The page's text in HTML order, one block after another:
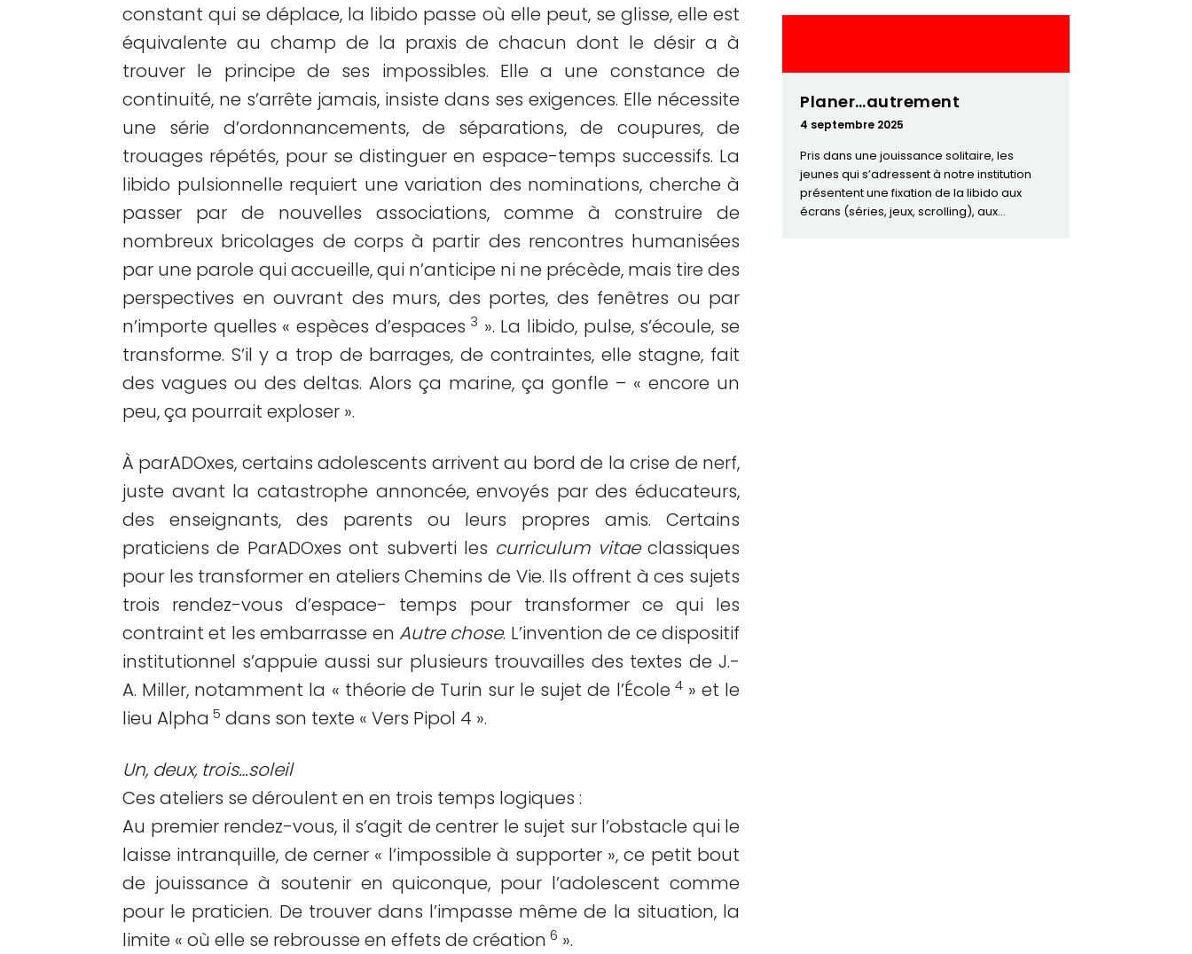
constant qui se déplace, la libido passe où elle peut, se glisse, elle est
équivalente au champ de la praxis de chacun dont le désir a à
trouver le principe de ses impossibles. Elle a une constance de
continuité, ne s’arrête jamais, insiste dans ses exigences. Elle nécessite
une série d’ordonnancements, de séparations, de coupures, de
trouages répétés, pour se distinguer en espace-temps successifs. La
libido pulsionnelle requiert une variation des nominations, cherche à
passer par de nouvelles associations, comme à construire de
nombreux bricolages de corps à partir des rencontres humanisées
par une parole qui accueille, qui n’anticipe ni ne précède, mais tire des
perspectives en ouvrant des murs, des portes, des fenêtres ou par
n’importe quelles « espèces d’espaces 3 ». La libido, pulse, s’écoule, se
transforme. S’il y a trop de barrages, de contraintes, elle stagne, fait
des vagues ou des deltas. Alors ça marine, ça gonfle – « encore un
peu, ça pourrait exploser ».
À parADOxes, certains adolescents arrivent au bord de la crise de nerf,
juste avant la catastrophe annoncée, envoyés par des éducateurs,
des enseignants, des parents ou leurs propres amis. Certains
praticiens de ParADOxes ont subverti les curriculum vitaeclassiques
pour les transformer en ateliers Chemins de Vie. Ils offrent à ces sujets
trois rendez-vous d’espace- temps pour transformer ce qui les
contraint et les embarrasse en Autre chose. L’invention de ce dispositif
institutionnel s’appuie aussi sur plusieurs trouvailles des textes de J.-
A. Miller, notamment la « théorie de Turin sur le sujet de l’École 4» et le
lieu Alpha 5 dans son texte « Vers Pipol 4 ».
Un, deux, trois…soleil
Ces ateliers se déroulent en en trois temps logiques :
Au premier rendez-vous, il s’agit de centrer le sujet sur l’obstacle qui le
laisse intranquille, de cerner « l’impossible à supporter », ce petit bout
de jouissance à soutenir en quiconque, pour l’adolescent comme
pour le praticien. De trouver dans l’impasse même de la situation, la
limite « où elle se rebrousse en effets de création 6 ».
Planer…autrement
4 septembre 2025
Pris dans une jouissance solitaire, les
jeunes qui s’adressent à notre institution
présentent une fixation de la libido aux
écrans (séries, jeux, scrolling), aux...